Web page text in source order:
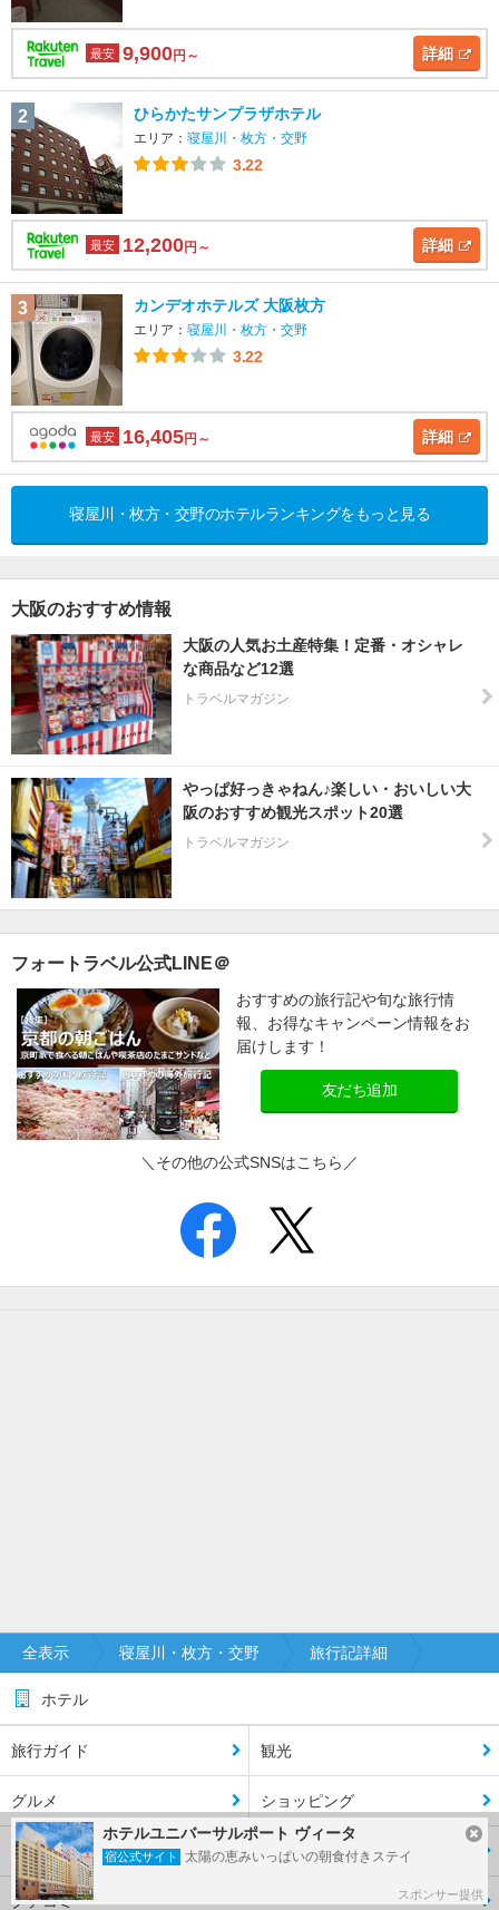
最安 9,900円～ 詳細
2 ひらかたサンプラザホテル
エリア： 寝屋川・枚方・交野
3.22
最安 12,200円～ 詳細
3 カンデオホテルズ 大阪枚方
エリア： 寝屋川・枚方・交野
3.22
最安 16,405円～ 詳細
寝屋川・枚方・交野のホテルランキングをもっと見る
大阪のおすすめ情報
大阪の人気お土産特集！定番・オシャレ
な商品など12選
トラベルマガジン
やっぱ好っきゃねん♪楽しい・おいしい大
阪のおすすめ観光スポット20選
トラベルマガジン
フォートラベル公式LINE＠
おすすめの旅行記や旬な旅行情
報、お得なキャンペーン情報をお
届けします！
友だち追加
＼その他の公式SNSはこちら／
ホテルユニバーサルポート ヴィータ
宿公式サイト 太陽の恵みいっぱいの朝食付きステイ
スポンサー提供
全表示 寝屋川・枚方・交野 旅行記詳細
ホテル
旅行ガイド 観光
グルメ ショッピング
交通 旅行記
クチコミ